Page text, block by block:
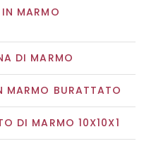
MARMO
DI MARMO
MARMO BURATTATO
DI MARMO 10X10X1